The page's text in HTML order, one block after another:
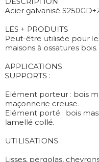
Acier galvanisé
LES + PRODUITS
Peut-être utilisée pour
maisons à ossatures bois.
APPLICATIONS
SUPPORTS :
Elément porteur : bois
maçonnerie creuse.
Elément porté : bois
lamellé collé.
UTILISATIONS :
Lisses, pergolas,